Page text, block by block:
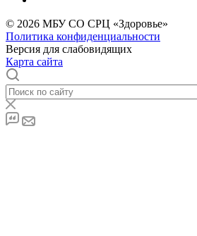
© 2026 МБУ СО СРЦ «Здоровье»
Политика конфиденциальности
Версия для слабовидящих
Карта сайта